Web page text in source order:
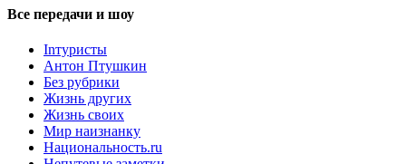
Все передачи и шоу
Inтуристы
Антон Птушкин
Без рубрики
Жизнь других
Жизнь своих
Мир наизнанку
Национальность.ru